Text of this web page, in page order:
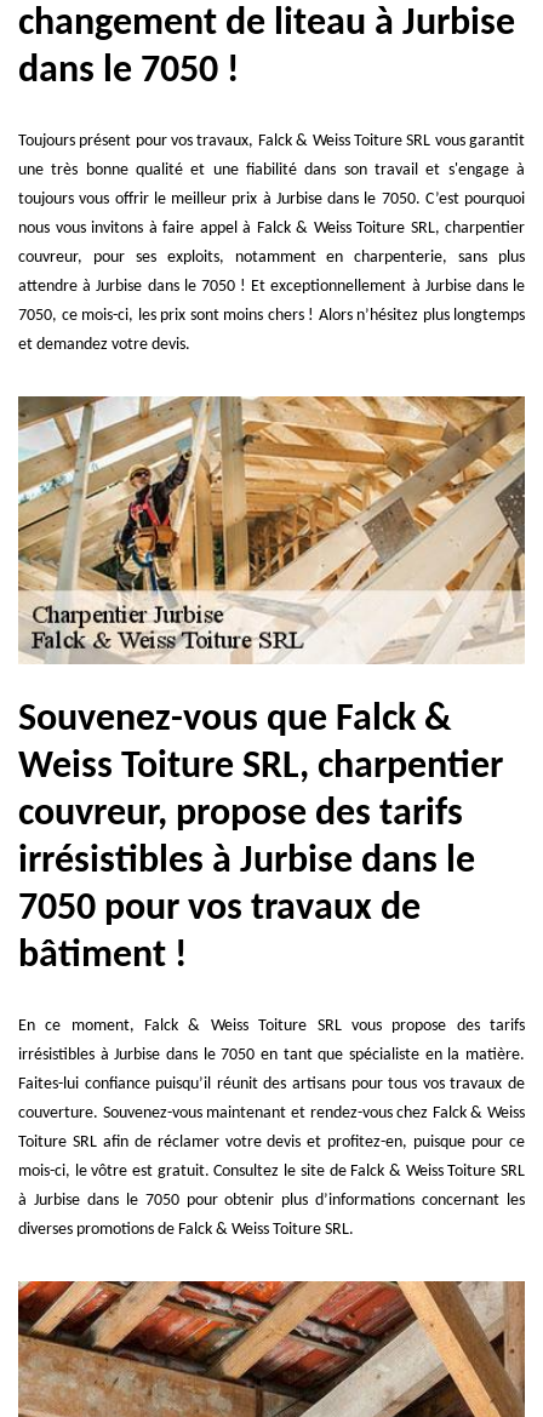
changement de liteau à Jurbise
dans le 7050 !
Toujours présent pour vos travaux, Falck & Weiss Toiture SRL vous garantit
une très bonne qualité et une fiabilité dans son travail et s'engage à
toujours vous offrir le meilleur prix à Jurbise dans le 7050. C’est pourquoi
nous vous invitons à faire appel à Falck & Weiss Toiture SRL, charpentier
couvreur, pour ses exploits, notamment en charpenterie, sans plus
attendre à Jurbise dans le 7050 ! Et exceptionnellement à Jurbise dans le
7050, ce mois-ci, les prix sont moins chers ! Alors n’hésitez plus longtemps
et demandez votre devis.
Souvenez-vous que Falck &
Weiss Toiture SRL, charpentier
couvreur, propose des tarifs
irrésistibles à Jurbise dans le
7050 pour vos travaux de
bâtiment !
En ce moment, Falck & Weiss Toiture SRL vous propose des tarifs
irrésistibles à Jurbise dans le 7050 en tant que spécialiste en la matière.
Faites-lui confiance puisqu’il réunit des artisans pour tous vos travaux de
couverture. Souvenez-vous maintenant et rendez-vous chez Falck & Weiss
Toiture SRL afin de réclamer votre devis et profitez-en, puisque pour ce
mois-ci, le vôtre est gratuit. Consultez le site de Falck & Weiss Toiture SRL
à Jurbise dans le 7050 pour obtenir plus d’informations concernant les
diverses promotions de Falck & Weiss Toiture SRL.